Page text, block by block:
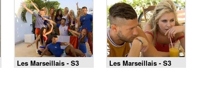
Les Marseillais - S3
E38
Les Marseillais - S3
E37